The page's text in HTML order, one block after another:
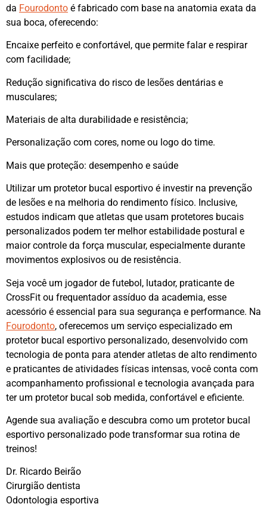
da Fourodonto é fabricado com base na anatomia exata da
sua boca, oferecendo:
Encaixe perfeito e confortável, que permite falar e respirar
com facilidade;
Redução significativa do risco de lesões dentárias e
musculares;
Materiais de alta durabilidade e resistência;
Personalização com cores, nome ou logo do time.
Mais que proteção: desempenho e saúde
Utilizar um protetor bucal esportivo é investir na prevenção
de lesões e na melhoria do rendimento físico. Inclusive,
estudos indicam que atletas que usam protetores bucais
personalizados podem ter melhor estabilidade postural e
maior controle da força muscular, especialmente durante
movimentos explosivos ou de resistência.
Seja você um jogador de futebol, lutador, praticante de
CrossFit ou frequentador assíduo da academia, esse
acessório é essencial para sua segurança e performance. Na
Fourodonto, oferecemos um serviço especializado em
protetor bucal esportivo personalizado, desenvolvido com
tecnologia de ponta para atender atletas de alto rendimento
e praticantes de atividades físicas intensas, você conta com
acompanhamento profissional e tecnologia avançada para
ter um protetor bucal sob medida, confortável e eficiente.
Agende sua avaliação e descubra como um protetor bucal
esportivo personalizado pode transformar sua rotina de
treinos!
Dr. Ricardo Beirão
Cirurgião dentista
Odontologia esportiva